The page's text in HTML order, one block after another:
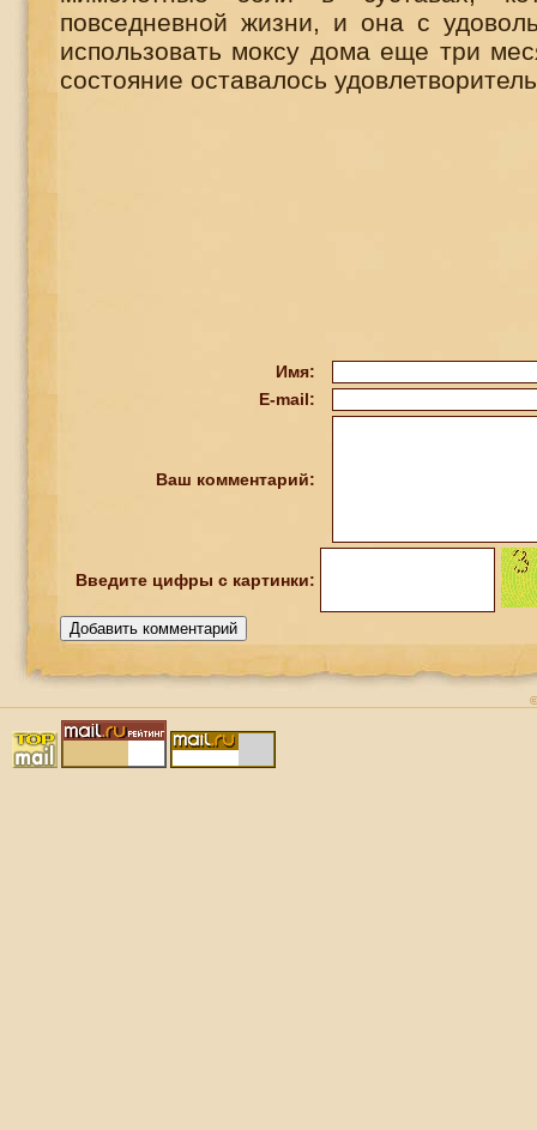
повседневной жизни, и она с
использовать моксу дома еще три
состояние оставалось
Имя:
E-mail:
Ваш комментарий:
Введите цифры с картинки: